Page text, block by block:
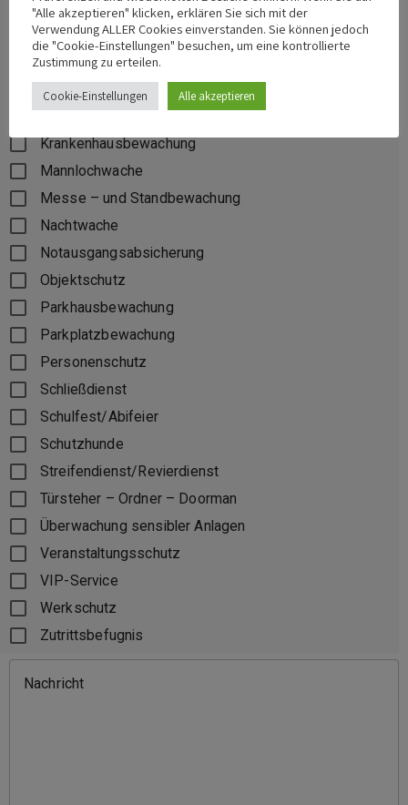
Hausüberwachung
Hotel- und Restaurantbewachung
Kampfsport trainiertes Personal
Kontrolle verbotenen Gegenstände und Ware
Krankenhausbewachung
Mannlochwache
Messe – und Standbewachung
Nachtwache
Notausgangsabsicherung
Objektschutz
Parkhausbewachung
Parkplatzbewachung
Personenschutz
Schließdienst
Schulfest/Abifeier
Schutzhunde
Streifendienst/Revierdienst
Türsteher – Ordner – Doorman
Überwachung sensibler Anlagen
Veranstaltungsschutz
VIP-Service
Werkschutz
Zutrittsbefugnis
Nachricht
"Alle akzeptieren" klicken, erklären Sie sich mit der
Verwendung ALLER Cookies einverstanden. Sie können jedoch
die "Cookie-Einstellungen" besuchen, um eine kontrollierte
Zustimmung zu erteilen.
Cookie-Einstellungen Alle akzeptieren